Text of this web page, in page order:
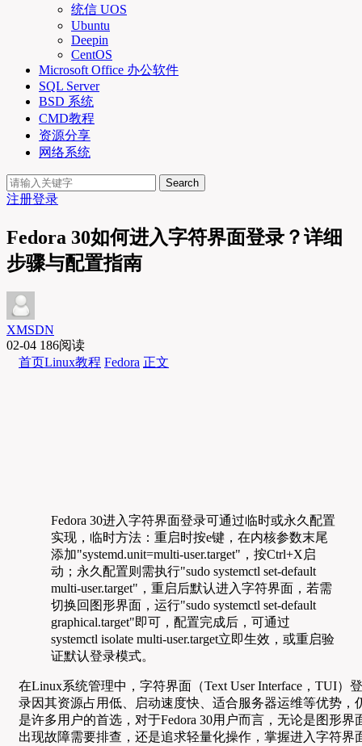
统信 UOS
Ubuntu
Deepin
CentOS
Microsoft Office 办公软件
SQL Server
BSD 系统
CMD教程
资源分享
网络系统
Search
注册登录
Fedora 30如何进入字符界面登录？详细
步骤与配置指南
XMSDN
02-04 186阅读
首页Linux教程 Fedora 正文
Fedora 30进入字符界面登录可通过临时或永久配置
实现，临时方法：重启时按e键，在内核参数末尾
添加"systemd.unit=multi-user.target"，按Ctrl+X启
动；永久配置则需执行"sudo systemctl set-default
multi-user.target"，重启后默认进入字符界面，若需
切换回图形界面，运行"sudo systemctl set-default
graphical.target"即可，配置完成后，可通过
systemctl isolate multi-user.target立即生效，或重启验
证默认登录模式。
在Linux系统管理中，字符界面（Text User Interface，TUI）登
录因其资源占用低、启动速度快、适合服务器运维等优势，
是许多用户的首选，对于Fedora 30用户而言，无论是图形界
出现故障需要排查，还是追求轻量化操作，掌握进入字符界